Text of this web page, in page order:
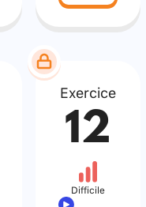
Exercice
12
Difficile